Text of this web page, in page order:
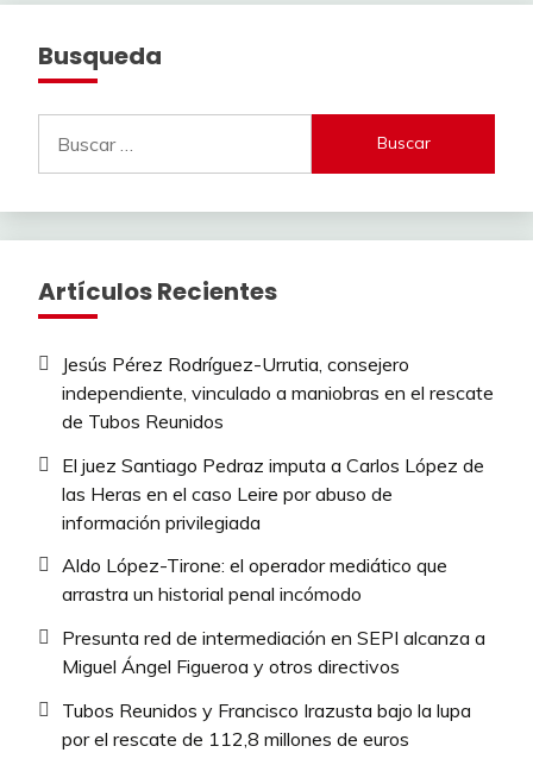
Busqueda
Artículos Recientes
Jesús Pérez Rodríguez-Urrutia, consejero
independiente, vinculado a maniobras en el rescate
de Tubos Reunidos
El juez Santiago Pedraz imputa a Carlos López de
las Heras en el caso Leire por abuso de
información privilegiada
Aldo López-Tirone: el operador mediático que
arrastra un historial penal incómodo
Presunta red de intermediación en SEPI alcanza a
Miguel Ángel Figueroa y otros directivos
Tubos Reunidos y Francisco Irazusta bajo la lupa
por el rescate de 112,8 millones de euros